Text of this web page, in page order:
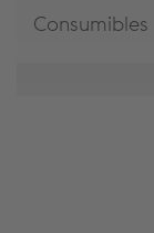
Consumibles